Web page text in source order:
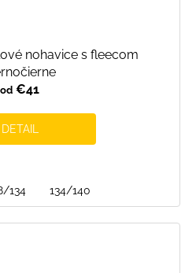
nohavice s fleecom
od €41
DETAIL
134 134/140